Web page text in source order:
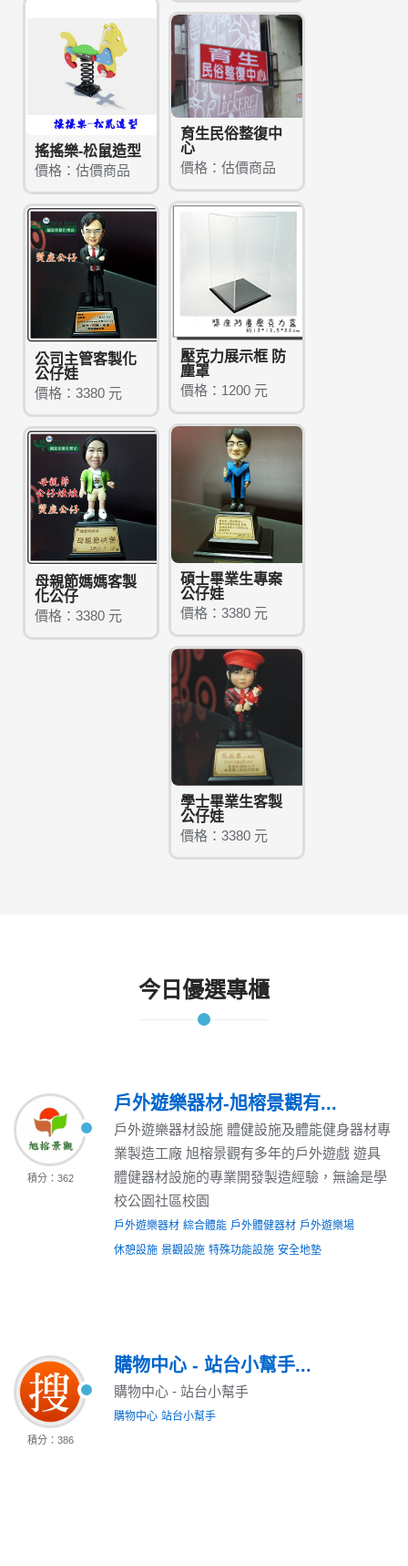
搖搖樂-松鼠造型
價格：估價商品
育生民俗整復中
心
價格：估價商品
壓克力展示框 防
塵罩
價格：1200 元
公司主管客製化
公仔娃
價格：3380 元
碩士畢業生專案
公仔娃
價格：3380 元
母親節媽媽客製
化公仔
價格：3380 元
學士畢業生客製
公仔娃
價格：3380 元
今日優選專櫃
積分：362
戶外遊樂器材-旭榕景觀有...
戶外遊樂器材設施 體健設施及體能健身器材專
業製造工廠 旭榕景觀有多年的戶外遊戲 遊具
體健器材設施的專業開發製造經驗，無論是學
校公園社區校園
戶外遊樂器材 綜合體能 戶外體健器材 戶外遊樂場
休憩設施 景觀設施 特殊功能設施 安全地墊
積分：386
購物中心 - 站台小幫手...
購物中心 - 站台小幫手
購物中心 站台小幫手